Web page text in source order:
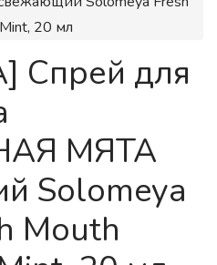
20 мл
Спрей для
МЯТА
Solomeya
Mouth